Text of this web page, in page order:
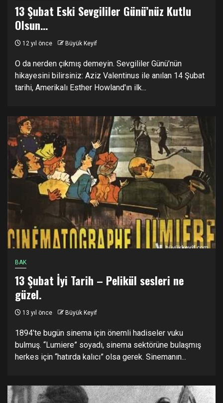
13 Şubat Eski Sevgililer Günü’nüz Kutlu
Olsun…
12 yıl önce Büyük Keyif
O da nerden çıkmış demeyin. Sevgililer Günü’nün
hikayesini bilirsiniz: Aziz Valentinus ile anılan 14 Şubat
tarihi, Amerikalı Esther Howland'ın ilk...
BAK
13 Şubat İyi Tarih – Pelikül sesleri ne
güzel.
13 yıl önce Büyük Keyif
1894’te bugün sinema için önemli hadiseler vuku
bulmuş. “Lumiere” soyadı, sinema sektörüne bulaşmış
herkes için “hatırda kalıcı” olsa gerek. Sinemanın...